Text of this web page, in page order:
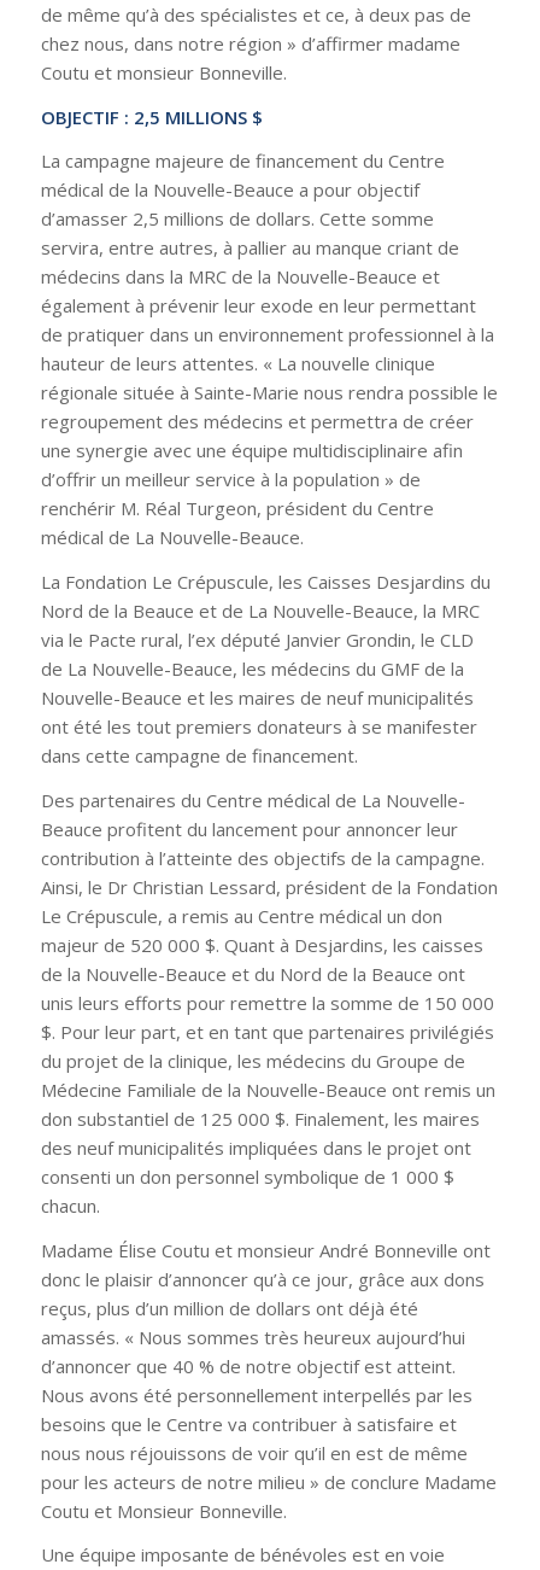
de même qu’à des spécialistes et ce, à deux pas de
chez nous, dans notre région » d’affirmer madame
Coutu et monsieur Bonneville.
OBJECTIF : 2,5 MILLIONS $
La campagne majeure de financement du Centre
médical de la Nouvelle-Beauce a pour objectif
d’amasser 2,5 millions de dollars. Cette somme
servira, entre autres, à pallier au manque criant de
médecins dans la MRC de la Nouvelle-Beauce et
également à prévenir leur exode en leur permettant
de pratiquer dans un environnement professionnel à la
hauteur de leurs attentes. « La nouvelle clinique
régionale située à Sainte-Marie nous rendra possible le
regroupement des médecins et permettra de créer
une synergie avec une équipe multidisciplinaire afin
d’offrir un meilleur service à la population » de
renchérir M. Réal Turgeon, président du Centre
médical de La Nouvelle-Beauce.
La Fondation Le Crépuscule, les Caisses Desjardins du
Nord de la Beauce et de La Nouvelle-Beauce, la MRC
via le Pacte rural, l’ex député Janvier Grondin, le CLD
de La Nouvelle-Beauce, les médecins du GMF de la
Nouvelle-Beauce et les maires de neuf municipalités
ont été les tout premiers donateurs à se manifester
dans cette campagne de financement.
Des partenaires du Centre médical de La Nouvelle-
Beauce profitent du lancement pour annoncer leur
contribution à l’atteinte des objectifs de la campagne.
Ainsi, le Dr Christian Lessard, président de la Fondation
Le Crépuscule, a remis au Centre médical un don
majeur de 520 000 $. Quant à Desjardins, les caisses
de la Nouvelle-Beauce et du Nord de la Beauce ont
unis leurs efforts pour remettre la somme de 150 000
$. Pour leur part, et en tant que partenaires privilégiés
du projet de la clinique, les médecins du Groupe de
Médecine Familiale de la Nouvelle-Beauce ont remis un
don substantiel de 125 000 $. Finalement, les maires
des neuf municipalités impliquées dans le projet ont
consenti un don personnel symbolique de 1 000 $
chacun.
Madame Élise Coutu et monsieur André Bonneville ont
donc le plaisir d’annoncer qu’à ce jour, grâce aux dons
reçus, plus d’un million de dollars ont déjà été
amassés. « Nous sommes très heureux aujourd’hui
d’annoncer que 40 % de notre objectif est atteint.
Nous avons été personnellement interpellés par les
besoins que le Centre va contribuer à satisfaire et
nous nous réjouissons de voir qu’il en est de même
pour les acteurs de notre milieu » de conclure Madame
Coutu et Monsieur Bonneville.
Une équipe imposante de bénévoles est en voie